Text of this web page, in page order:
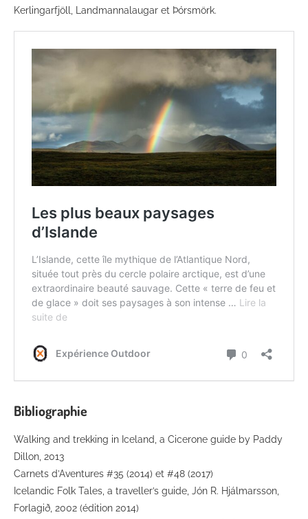
Kerlingarfjöll, Landmannalaugar et Þórsmörk.
Bibliographie
Walking and trekking in Iceland, a Cicerone guide by Paddy
Dillon, 2013
Carnets d’Aventures #35 (2014) et #48 (2017)
Icelandic Folk Tales, a traveller’s guide, Jón R. Hjálmarsson,
Forlagið, 2002 (édition 2014)